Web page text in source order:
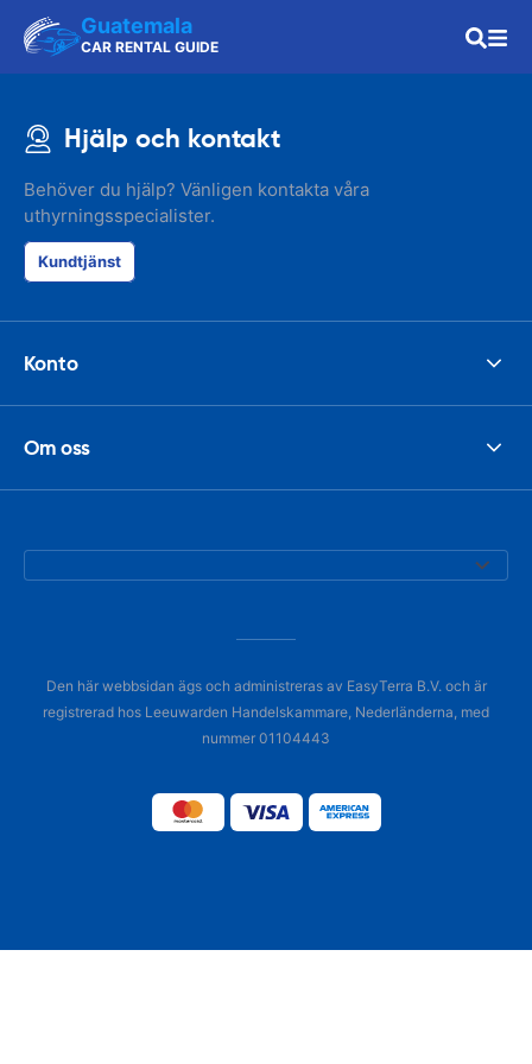
Guatemala
CAR RENTAL GUIDE
Hjälp och kontakt
Behöver du hjälp? Vänligen kontakta våra
uthyrningsspecialister.
Kundtjänst
Konto
Om oss
Den här webbsidan ägs och administreras av EasyTerra B.V. och är
registrerad hos Leeuwarden Handelskammare, Nederländerna, med
nummer 01104443